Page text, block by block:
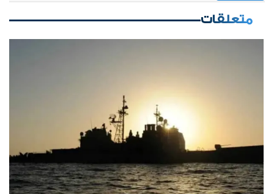
متعلقات